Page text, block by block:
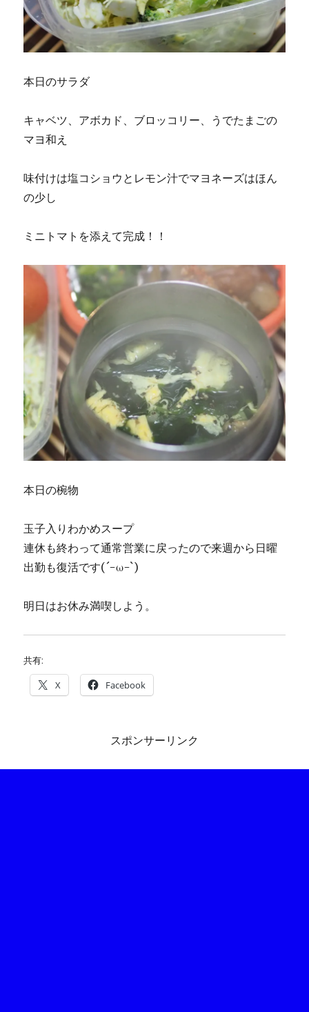
本日のサラダ
キャベツ、アボカド、ブロッコリー、うでたまごの
マヨ和え
味付けは塩コショウとレモン汁でマヨネーズはほん
の少し
ミニトマトを添えて完成！！
本日の椀物
玉子入りわかめスープ
連休も終わって通常営業に戻ったので来週から日曜
出勤も復活です(´-ω-`)
明日はお休み満喫しよう。
共有:
X Facebook
スポンサーリンク